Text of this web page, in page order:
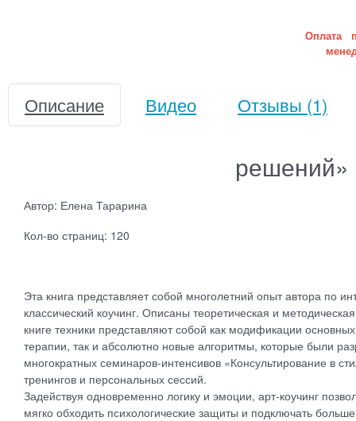
Оплата
Описание Видео Отзывы (1)
решений»
Автор: Елена Тарарина
Кол-во страниц: 120
Эта книга представляет собой многолетний опыт автора по
классический коучинг. Описаны теоретическая и
книге техники представляют собой как модификации основных
терапии, так и абсолютно новые алгоритмы, которые были
многократных семинаров-интенсивов «Консультирование в
тренингов и персональных сессий.
Задействуя одновременно логику и эмоции, арт-коучинг
мягко обходить психологические защиты и подключать